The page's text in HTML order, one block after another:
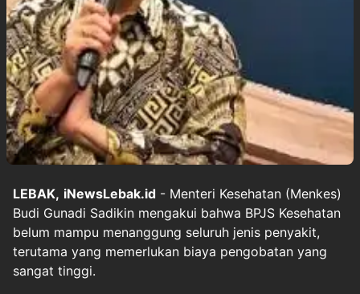
LEBAK, iNewsLebak.id - Menteri Kesehatan (Menkes)
Budi Gunadi Sadikin mengakui bahwa BPJS Kesehatan
belum mampu menanggung seluruh jenis penyakit,
terutama yang memerlukan biaya pengobatan yang
sangat tinggi.